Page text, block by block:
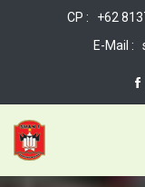
CP : +62
E-Mail :